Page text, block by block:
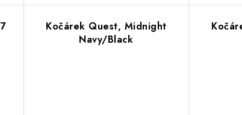
Kočárek Quest, Midnight
Navy/Black